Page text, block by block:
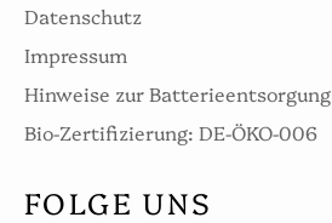
Datenschutz
Impressum
Hinweise zur Batterieentsorgung
Bio-Zertifizierung: DE-ÖKO-006
FOLGE UNS